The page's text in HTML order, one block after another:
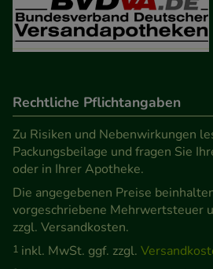
Rechtliche Pflichtangaben
Zu Risiken und Nebenwirkungen
Packungsbeilage und fragen Sie
oder in Ihrer Apotheke.
Die angegebenen Preise
vorgeschriebene Mehrwertsteuer
zzgl. Versandkosten.
1 inkl. MwSt. ggf. zzgl.